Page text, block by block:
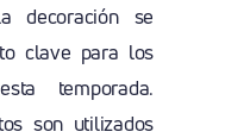
decoración se
clave para los
temporada.
son utilizados